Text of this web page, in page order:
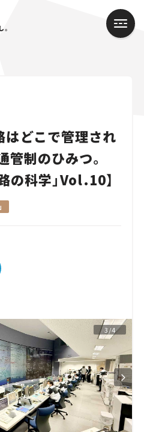
はどこで管理され
管制のひみつ。
の科学」Vol.10】
3/4